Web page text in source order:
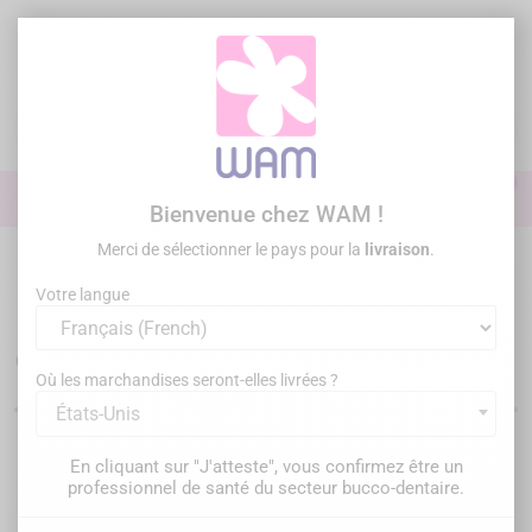
Instruments pour l'omnipratique
dentaire
Filtrer
Bienvenue chez WAM !
Merci de sélectionner le pays pour la livraison.
Votre langue
Où les marchandises seront-elles livrées ?
États-Unis
En cliquant sur "J'atteste", vous confirmez être un
professionnel de santé du secteur bucco-dentaire.